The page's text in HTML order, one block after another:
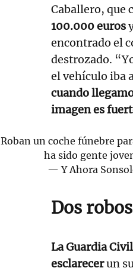
Caballero, que
100.000 euros
encontrado el
destrozado.
el vehículo iba
cuando
imagen es
Roban un coche fúnebre
ha sido gente
— Y Ahora
Dos
La Guardia
esclarecerun